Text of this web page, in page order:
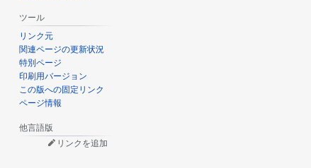
ツール
リンク元
関連ページの更新状況
特別ページ
印刷用バージョン
この版への固定リンク
ページ情報
他言語版
リンクを追加